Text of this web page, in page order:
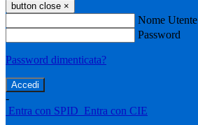
button close ×
Nome Utente
Password
Password dimenticata?
-
Entra con SPID Entra con CIE